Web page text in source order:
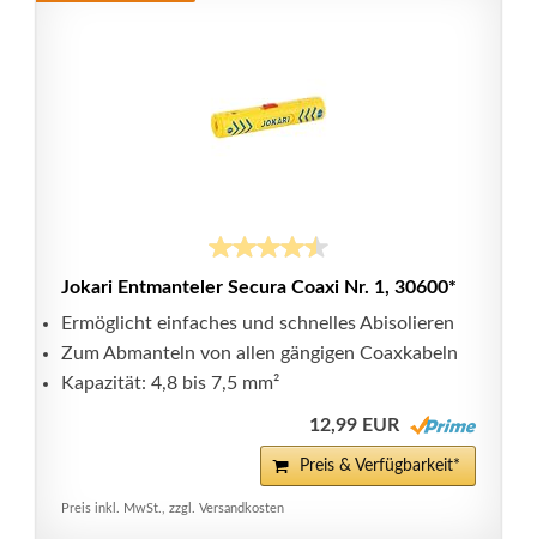
Jokari Entmanteler Secura Coaxi Nr. 1, 30600*
Ermöglicht einfaches und schnelles Abisolieren
Zum Abmanteln von allen gängigen Coaxkabeln
Kapazität: 4,8 bis 7,5 mm²
12,99 EUR
Preis & Verfügbarkeit*
Preis inkl. MwSt., zzgl. Versandkosten